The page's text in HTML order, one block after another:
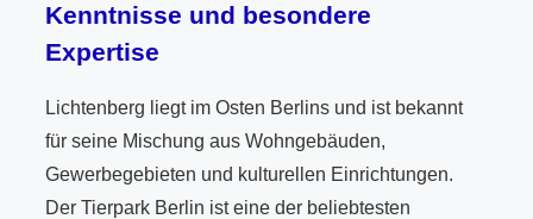
Kenntnisse und besondere
Expertise
Lichtenberg liegt im Osten Berlins und ist bekannt
für seine Mischung aus Wohngebäuden,
Gewerbegebieten und kulturellen Einrichtungen.
Der Tierpark Berlin ist eine der beliebtesten